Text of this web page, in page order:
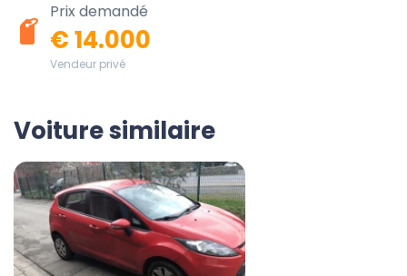
Prix demandé
€ 14.000
Vendeur privé
Voiture similaire